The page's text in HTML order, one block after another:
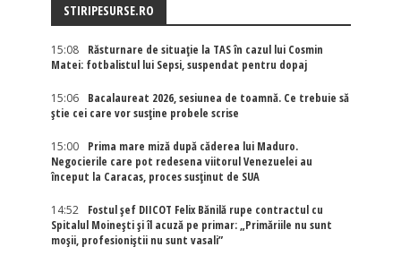
STIRIPESURSE.RO
15:08
Răsturnare de situație la TAS în cazul lui Cosmin
Matei: fotbalistul lui Sepsi, suspendat pentru dopaj
15:06
Bacalaureat 2026, sesiunea de toamnă. Ce trebuie să
știe cei care vor susține probele scrise
15:00
Prima mare miză după căderea lui Maduro.
Negocierile care pot redesena viitorul Venezuelei au
început la Caracas, proces susținut de SUA
14:52
Fostul șef DIICOT Felix Bănilă rupe contractul cu
Spitalul Moinești și îl acuză pe primar: „Primăriile nu sunt
moșii, profesioniștii nu sunt vasali”